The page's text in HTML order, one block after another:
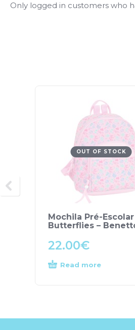
Only logged in customers who
OUT OF STOCK
Mochila Pré-Escolar
Butterflies –
22.00€
Read more